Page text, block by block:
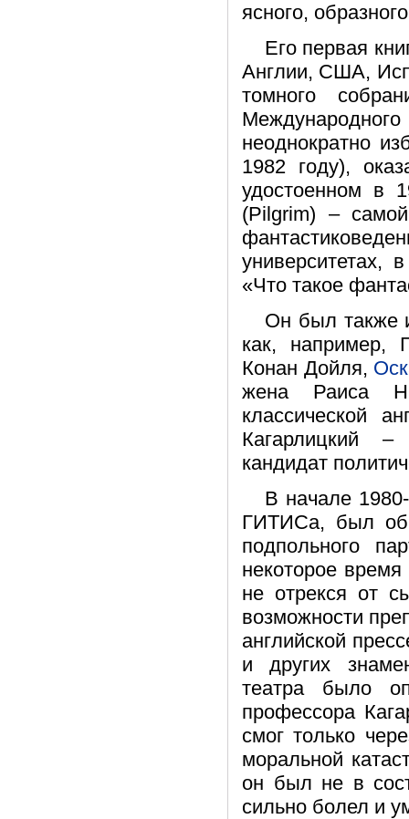
ясного,
Его первая
Англии, США,
томного
неоднократно
1982 году),
удостоенном в
(Pilgrim) –
университетах,
«Что такое
Он был также
как, например,
Конан Дойля,
жена Раиса
классической
Кагарлицкий –
кандидат
В начале
ГИТИСа, был
подпольного
некоторое
не отрекся от
возможности
английской
и других
театра было
профессора
смог только
моральной
он был не в
сильно болел и